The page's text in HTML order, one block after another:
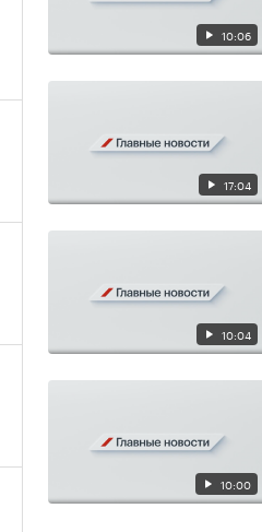
10:06
17:04
10:04
10:00